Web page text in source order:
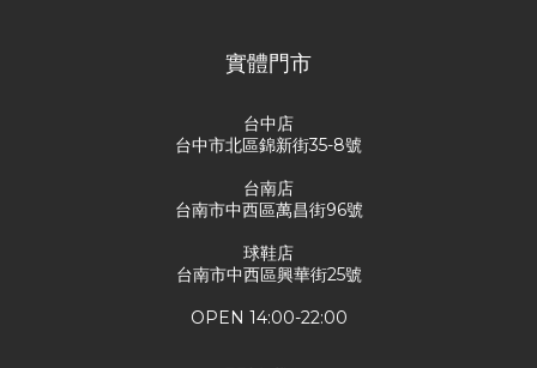
實體門市
台中店
台中市北區錦新街35-8號
台南店
台南市中西區萬昌街96號
球鞋店
台南市中西區興華街25號
OPEN 14:00-22:00